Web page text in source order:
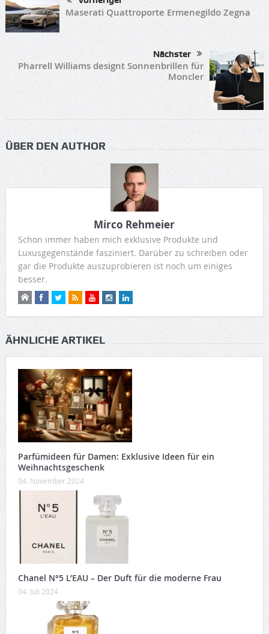
Maserati Quattroporte Ermenegildo Zegna
Nächster
Pharrell Williams designt Sonnenbrillen für
Moncler
ÜBER DEN AUTHOR
Mirco Rehmeier
Schon immer haben mich exklusive Produkte und
Luxusgegenstände fasziniert. Darüber zu schreiben oder
gar die Produkte auszuprobieren ist noch um einiges
besser.
ÄHNLICHE ARTIKEL
Parfümideen für Damen: Exklusive Ideen für ein
Weihnachtsgeschenk
04. November 2024
Chanel N°5 L’EAU – Der Duft für die moderne Frau
04. Juli 2024